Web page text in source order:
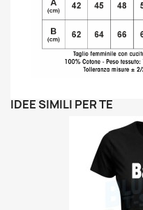
IDEE SIMILI PER TE